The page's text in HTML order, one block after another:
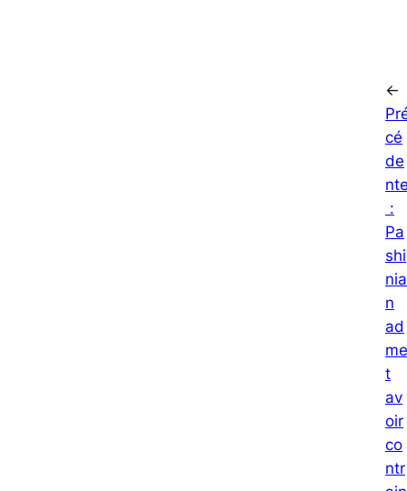
←
cé
de
nte
:
Pa
shi
nia
n
ad
me
t
av
oir
co
ntr